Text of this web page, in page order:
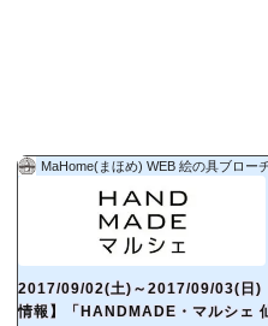
MaHome(まほめ) WEB 絵の具ブロー
2017/09/02(土)～2017/09/03(日)
情報】「HANDMADE・マルシェ